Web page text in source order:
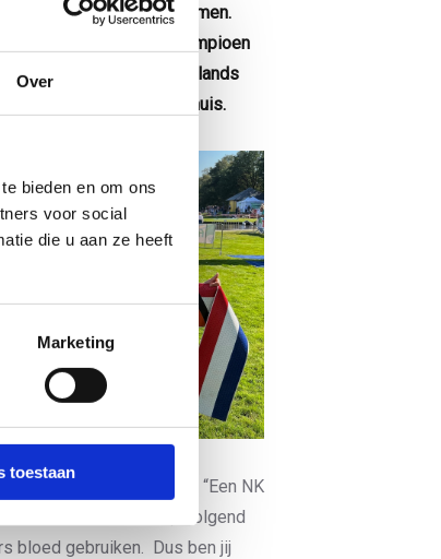
Over
bieden en om ons
voor social
die u aan ze heeft
Marketing
toestaan
in de klasse PTVI noemen.
daarmee Nederlands kampioen
verder de nieuwe Nederlands
PTS4 mee naar huis.
na afloop. “Een NK
te leren en ik hoop volgend
bloed gebruiken. Dus ben jij